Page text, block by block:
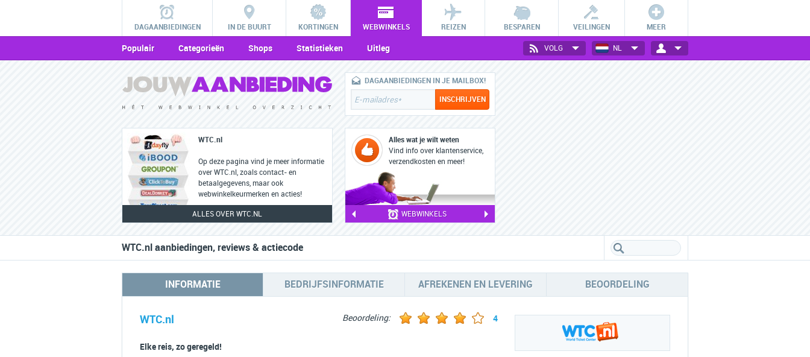
DAGAANBIEDINGEN IN DE BUURT KORTINGEN WEBWINKELS REIZEN BESPAREN VEILINGEN MEER
Populair Categorieën Shops Statistieken Uitleg NL
VOLG
WTC.nl
Op deze pagina vind je meer informatie
over WTC.nl, zoals contact- en
betaalgegevens, maar ook
webwinkelkeurmerken en acties!
ALLES OVER WTC.NL
DAGAANBIEDINGEN IN JE MAILBOX!
Alles wat je wilt weten
Vind info over klantenservice,
verzendkosten en meer!
WEBWINKELS
WTC.nl aanbiedingen, reviews & actiecode
INFORMATIE BEDRIJFSINFORMATIE AFREKENEN EN LEVERING BEOORDELING
WTC.nl Beoordeling: 4
Elke reis, zo geregeld!